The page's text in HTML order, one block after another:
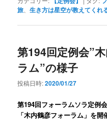
旅 、生き方は星空が教えてくれ
第194回定例会”
ラム”の様子
投稿日時:2020/01/27
第194回フォーラムソラ定例会
「木内鶴彦フォーラム 」を開